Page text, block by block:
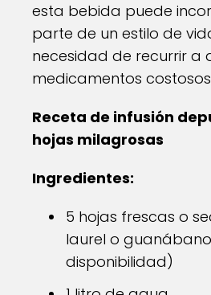
esta bebida puede
parte de un estilo de
necesidad de recurrir a
medicamentos
Receta de infusión
hojas milagrosas
Ingredientes:
5 hojas frescas o
laurel o
disponibilidad)